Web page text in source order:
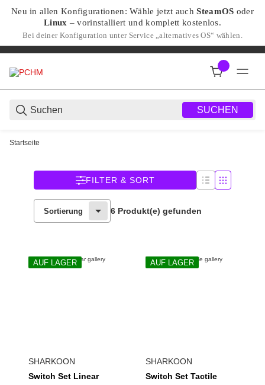
Neu in allen Konfigurationen: Wähle jetzt auchSteamOS oder
Linux – vorinstalliert und komplett kostenlos.
Bei deiner Konfiguration unter Service „alternatives OS“ wählen.
SUCHEN
Startseite
FILTER & SORT
Sortierung 6 Produkt(e) gefunden
AUF LAGER
SHARKOON
Switch Set Linear
AUF LAGER
SHARKOON
Switch Set Tactile